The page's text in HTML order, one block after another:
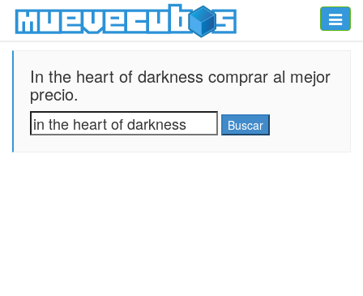
Toggle
In the heart of darkness comprar al mejor
precio.